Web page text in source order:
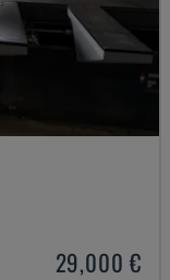
29,000 €